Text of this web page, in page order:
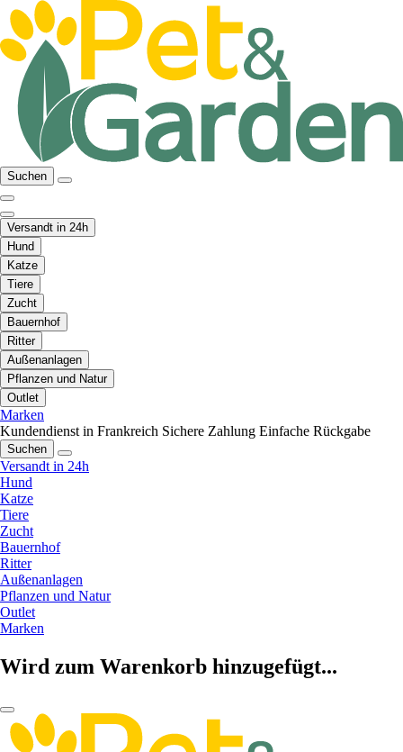
Suchen
Versandt in 24h
Hund
Katze
Tiere
Zucht
Bauernhof
Ritter
Außenanlagen
Pflanzen und Natur
Outlet
Marken
Kundendienst in Frankreich Sichere Zahlung Einfache Rückgabe
Suchen
Versandt in 24h
Hund
Katze
Tiere
Zucht
Bauernhof
Ritter
Außenanlagen
Pflanzen und Natur
Outlet
Marken
Wird zum Warenkorb hinzugefügt...